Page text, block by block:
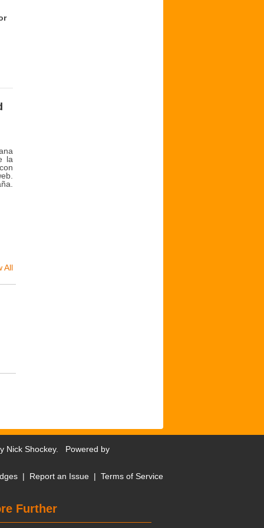
la
All
Nick Shockey. Powered by
| Report an Issue | Terms of Service
Further